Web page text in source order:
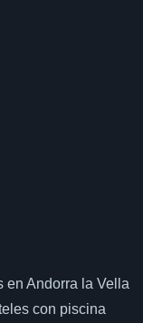
en Andorra la Vella
con piscina